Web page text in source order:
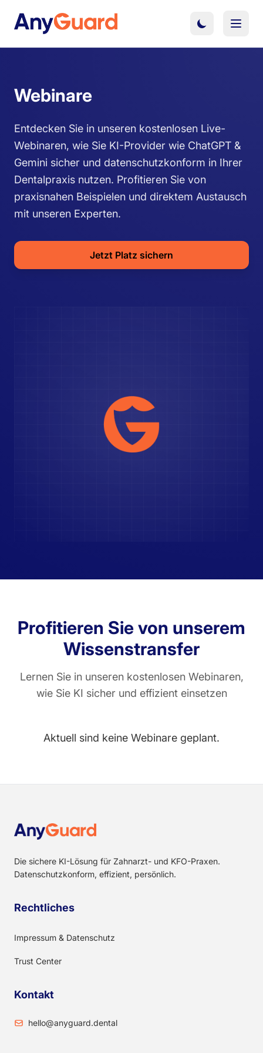
Webinare
Entdecken Sie in unseren kostenlosen Live-
Webinaren, wie Sie KI-Provider wie ChatGPT &
Gemini sicher und datenschutzkonform in Ihrer
Dentalpraxis nutzen. Profitieren Sie von
praxisnahen Beispielen und direktem Austausch
mit unseren Experten.
Jetzt Platz sichern
Profitieren Sie von unserem
Wissenstransfer
Lernen Sie in unseren kostenlosen Webinaren,
wie Sie KI sicher und effizient einsetzen
Aktuell sind keine Webinare geplant.
Die sichere KI-Lösung für Zahnarzt- und KFO-Praxen.
Datenschutzkonform, effizient, persönlich.
Rechtliches
Impressum & Datenschutz
Trust Center
Kontakt
hello@anyguard.dental